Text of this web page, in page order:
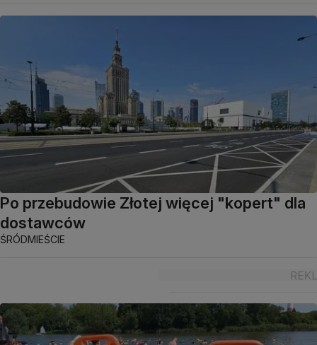
Po przebudowie Złotej więcej "kopert" dla
dostawców
ŚRÓDMIEŚCIE